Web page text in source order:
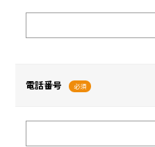
電話番号 必須